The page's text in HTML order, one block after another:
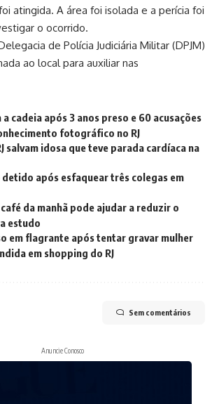
atingida. A área foi isolada e a perícia foi
o ocorrido.
de Polícia Judiciária Militar (DPJM)
ao local para auxiliar nas
cadeia após 3 anos preso e 60 acusações
fotográfico no RJ
salvam idosa que teve parada cardíaca na
detido após esfaquear três colegas em
da manhã pode ajudar a reduzir o
estudo
em flagrante após tentar gravar mulher
em shopping do RJ
Sem comentários
Anuncie Conosco